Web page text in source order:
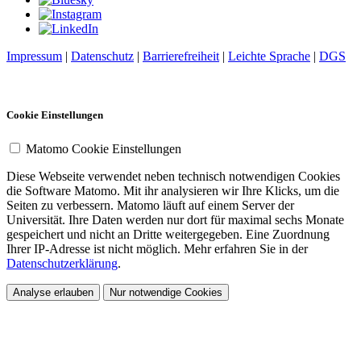
Impressum | Datenschutz | Barrierefreiheit | Leichte Sprache | DGS
Cookie Einstellungen
Matomo Cookie Einstellungen
Diese Webseite verwendet neben technisch notwendigen Cookies
die Software Matomo. Mit ihr analysieren wir Ihre Klicks, um die
Seiten zu verbessern. Matomo läuft auf einem Server der
Universität. Ihre Daten werden nur dort für maximal sechs Monate
gespeichert und nicht an Dritte weitergegeben. Eine Zuordnung
Ihrer IP-Adresse ist nicht möglich. Mehr erfahren Sie in der
Datenschutzerklärung.
Analyse erlauben Nur notwendige Cookies